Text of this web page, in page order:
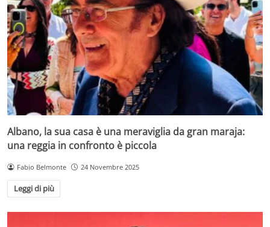
Albano, la sua casa è una meraviglia da gran maraja:
una reggia in confronto è piccola
Fabio Belmonte 24 Novembre 2025
Leggi di più